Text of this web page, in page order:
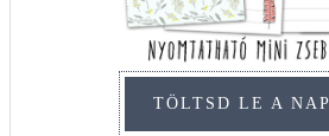
TÖLTSD LE A